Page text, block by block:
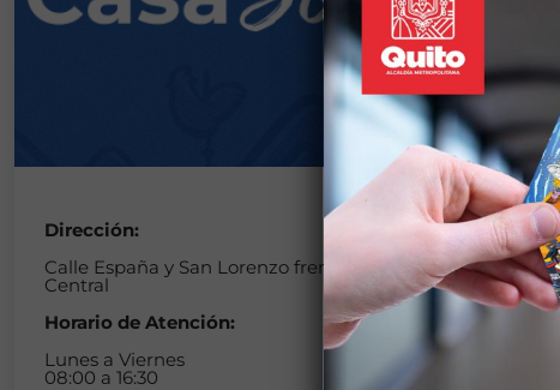
Dirección:
Calle España y San Lorenzo frente al Parque
Central
Horario de Atención:
Lunes a Viernes
08:00 a 16:30